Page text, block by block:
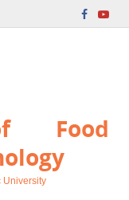
Food
University